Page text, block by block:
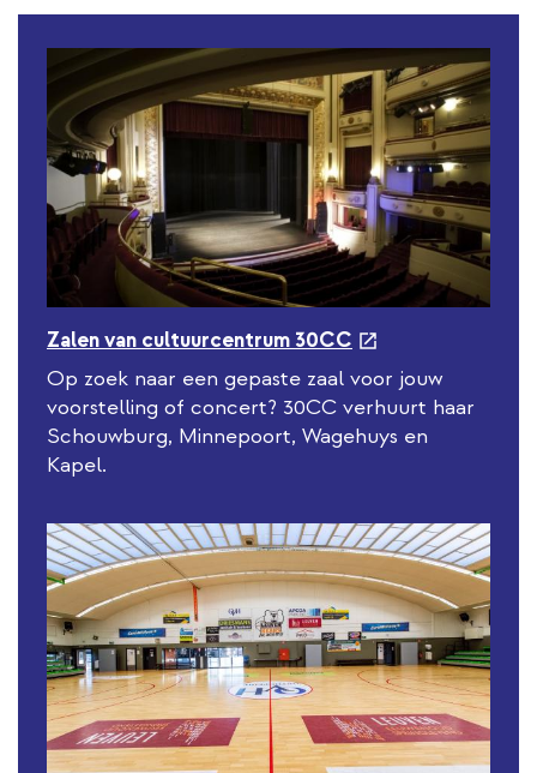
Zalen van cultuurcentrum 30CC
e
x
e
r
l
l
i
n
k
Op zoek naar een gepaste zaal voor jouw
voorstelling of concert? 30CC verhuurt haar
Schouwburg, Minnepoort, Wagehuys en
Kapel.